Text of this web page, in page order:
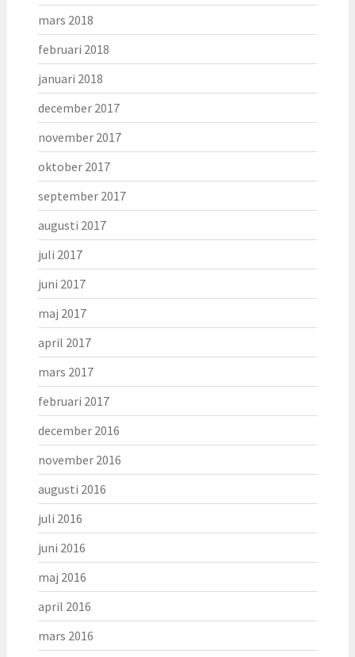
mars 2018
februari 2018
januari 2018
december 2017
november 2017
oktober 2017
september 2017
augusti 2017
juli 2017
juni 2017
maj 2017
april 2017
mars 2017
februari 2017
december 2016
november 2016
augusti 2016
juli 2016
juni 2016
maj 2016
april 2016
mars 2016